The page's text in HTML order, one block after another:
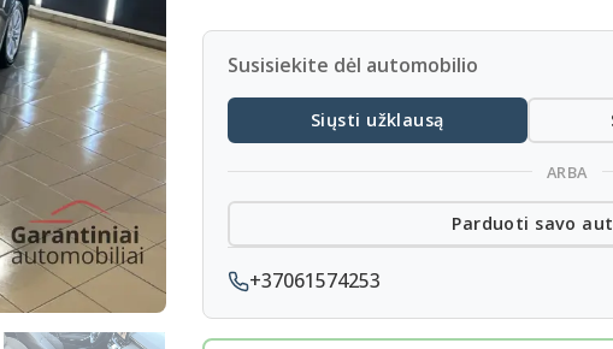
Susisiekite dėl automobilio
Siųsti užklausą
ARBA
Parduoti savo
+37061574253